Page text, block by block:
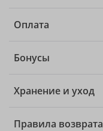
Оплата
Бонусы
Хранение и уход
Правила возврата